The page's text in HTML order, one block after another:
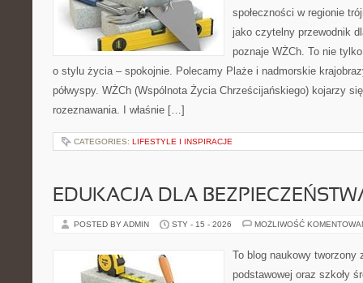
społeczności w regionie
jako czytelny przewodnik
poznaje WŻCh. To nie
o stylu życia – spokojnie. Polecamy Plaże i nadmorskie
półwyspy. WŻCh (Wspólnota Życia Chrześcijańskiego) kojarzy
rozeznawania. I właśnie […]
CATEGORIES: LIFESTYLE I INSPIRACJE
EDUKACJA DLA
POSTED BY ADMIN STY - 15 - 2026 MOŻLIWOŚĆ
To blog naukowy tworzony
podstawowej oraz szkoły